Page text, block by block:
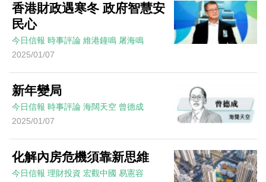
香港財政遇寒冬 政府智慧安
民心
今日信報 時事評論 維港鐘鳴 屠海鳴
2025/01/07
新年變局
今日信報 時事評論 海闊天空 曾德成
2025/01/07
化解內房危機須靠新思維
今日信報 理財投資 宏觀中國 易憲容